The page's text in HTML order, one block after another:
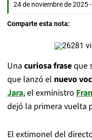
24 de noviembre de 2025
Comparte esta nota:
Una curiosa fraseque
que lanzó el nuevo
Jara, el exministro
dejó la primera vuelta
El extimonel del